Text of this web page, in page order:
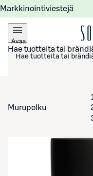
Markkinointiviestejä
Avaa
valikko
Hae tuotteita tai
Murupolku